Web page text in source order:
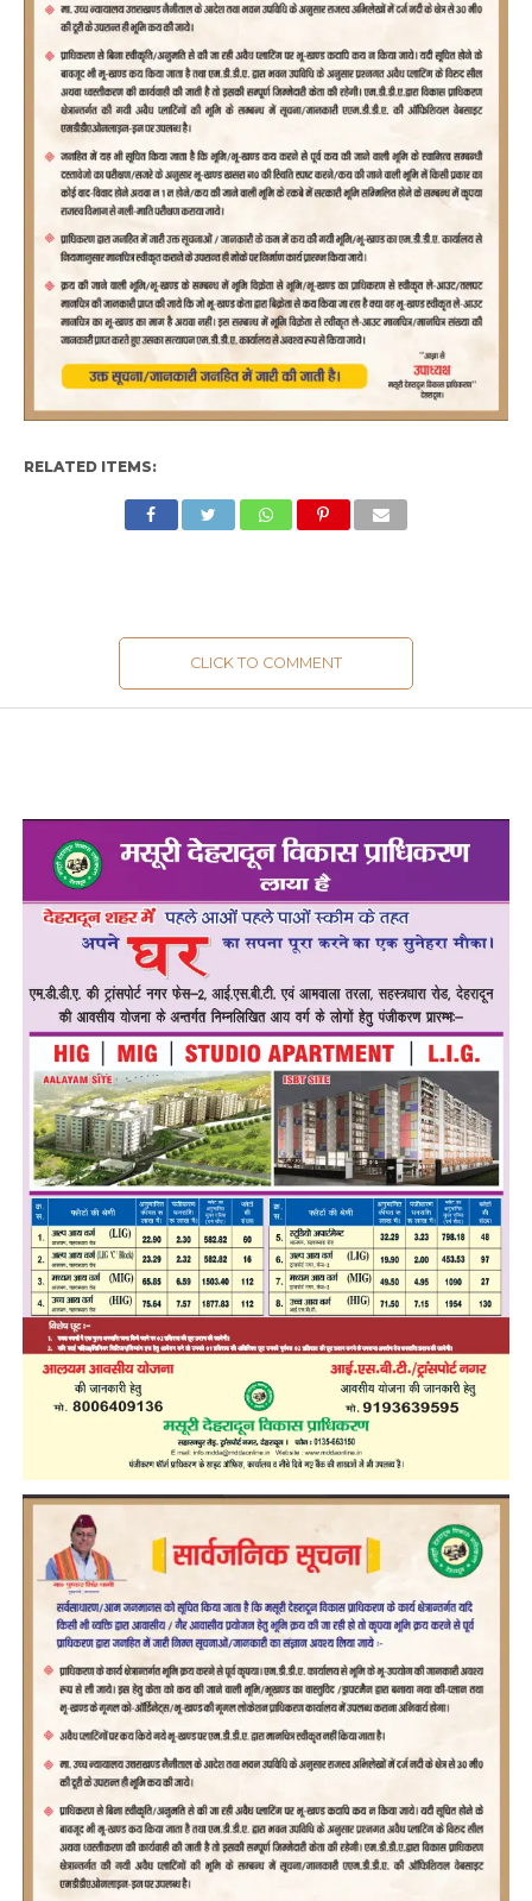
RELATED ITEMS:
CLICK TO COMMENT